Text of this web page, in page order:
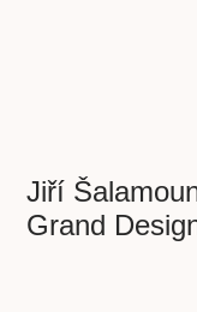
Jiří
Grand